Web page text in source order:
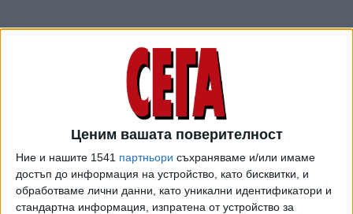
Ценим вашата поверителност
Ние и нашите 1541 партньори съхраняваме и/или имаме
достъп до информация на устройство, като бисквитки, и
обработваме лични данни, като уникални идентификатори и
стандартна информация, изпратена от устройство за
Гурион“ в Тел Авив. В третата четвърт бе прекъснат
баскетболният мач от полуфиналната серия на
израелското първенство между „Апоел“ Тел Авив и
“Днешната атака на Иран срещу Израел е само
предупреждение, за да спре еврейската държава
ударите си срещу Бейрут, съобщи съветник на аятолах
Хаменей. В Керманшах, откъдето излетяха иранските